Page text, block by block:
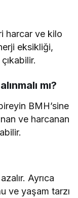
harcar ve kilo
eksikliği,
mı?
BMH’sine
ve harcanan
Ayrıca
ve yaşam tarzı